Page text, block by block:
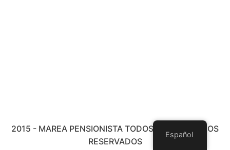
2015 - MAREA PENSIONISTA TODOS LOS DERECHOS
RESERVADOS
Español